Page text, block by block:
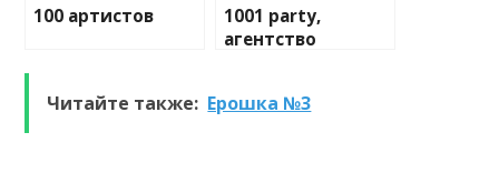
100 артистов
1001 party,
агентство
Читайте также: Ерошка №3